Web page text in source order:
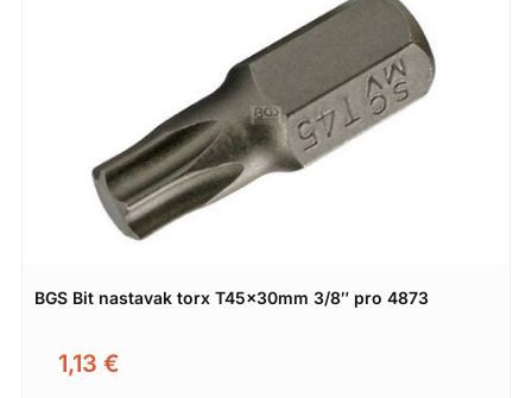
BGS Bit nastavak torx T45x30mm 3/8″ pro 4873
1,13 €